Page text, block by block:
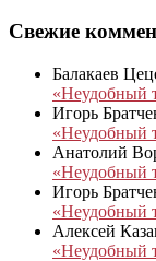
Свежие
Балакаев
«Неудобный
Игорь
«Неудобный
Анатолий
«Неудобный
Игорь
«Неудобный
Алексей
«Неудобный